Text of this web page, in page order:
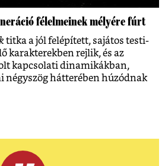
félelmeinek mélyére fúrt
titka a jól felépített, sajátos testi-
karakterekben rejlik, és az
kapcsolati dinamikákban,
négyszög hátterében húzódnak